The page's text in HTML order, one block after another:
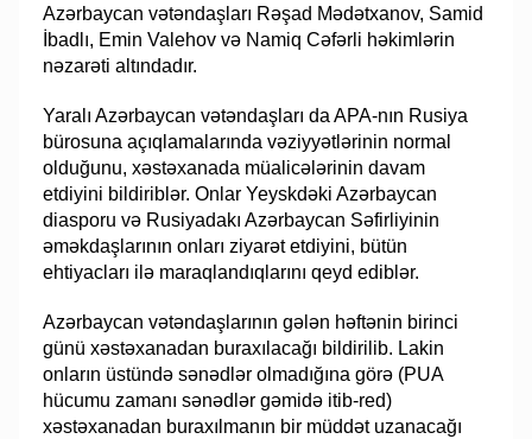
Azərbaycan vətəndaşları Rəşad Mədətxanov, Samid
İbadlı, Emin Valehov və Namiq Cəfərli həkimlərin
nəzarəti altındadır.
Yaralı Azərbaycan vətəndaşları da APA-nın Rusiya
bürosuna açıqlamalarında vəziyyətlərinin normal
olduğunu, xəstəxanada müalicələrinin davam
etdiyini bildiriblər. Onlar Yeyskdəki Azərbaycan
diasporu və Rusiyadakı Azərbaycan Səfirliyinin
əməkdaşlarının onları ziyarət etdiyini, bütün
ehtiyacları ilə maraqlandıqlarını qeyd ediblər.
Azərbaycan vətəndaşlarının gələn həftənin birinci
günü xəstəxanadan buraxılacağı bildirilib. Lakin
onların üstündə sənədlər olmadığına görə (PUA
hücumu zamanı sənədlər gəmidə itib-red)
xəstəxanadan buraxılmanın bir müddət uzanacağı